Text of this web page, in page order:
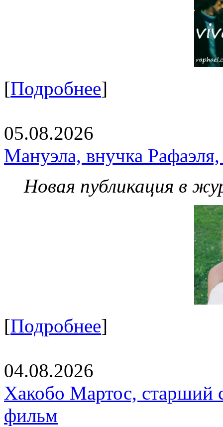
[Подробнее]
05.08.2026
Мануэла, внучка
Новая публикация в
[Подробнее]
04.08.2026
Хакобо Мартос, старший
фильм